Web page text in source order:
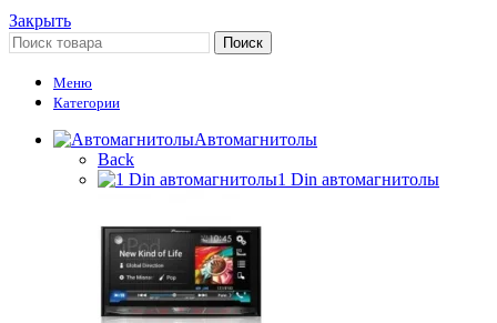
Закрыть
Поиск
Меню
Категории
Автомагнитолы
Back
1 Din автомагнитолы